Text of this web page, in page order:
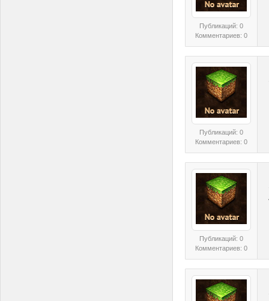
Публикаций: 0
Комментариев: 0
Публикаций: 0
Комментариев: 0
Публикаций: 0
Комментариев: 0